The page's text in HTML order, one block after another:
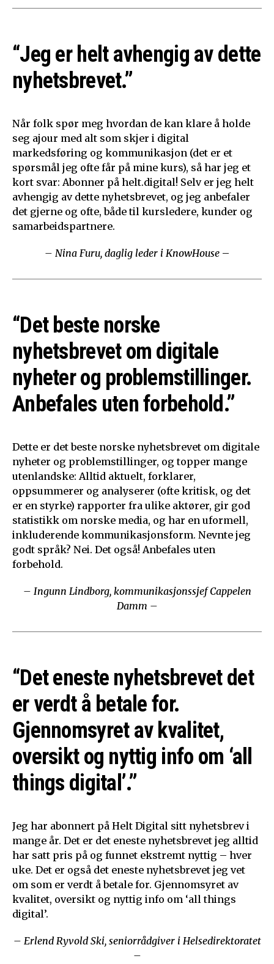
“Jeg er helt avhengig av dette
nyhetsbrevet.”
Når folk spør meg hvordan de kan klare å holde
seg ajour med alt som skjer i digital
markedsføring og kommunikasjon (det er et
spørsmål jeg ofte får på mine kurs), så har jeg et
kort svar: Abonner på helt.digital! Selv er jeg helt
avhengig av dette nyhetsbrevet, og jeg anbefaler
det gjerne og ofte, både til kursledere, kunder og
samarbeidspartnere.
– Nina Furu, daglig leder i KnowHouse –
“Det beste norske
nyhetsbrevet om digitale
nyheter og problemstillinger.
Anbefales uten forbehold.”
Dette er det beste norske nyhetsbrevet om digitale
nyheter og problemstillinger, og topper mange
utenlandske: Alltid aktuelt, forklarer,
oppsummerer og analyserer (ofte kritisk, og det
er en styrke) rapporter fra ulike aktører, gir god
statistikk om norske media, og har en uformell,
inkluderende kommunikasjonsform. Nevnte jeg
godt språk? Nei. Det også! Anbefales uten
forbehold.
– Ingunn Lindborg, kommunikasjonssjef Cappelen
Damm –
“Det eneste nyhetsbrevet det
er verdt å betale for.
Gjennomsyret av kvalitet,
oversikt og nyttig info om ‘all
things digital’.”
Jeg har abonnert på Helt Digital sitt nyhetsbrev i
mange år. Det er det eneste nyhetsbrevet jeg alltid
har satt pris på og funnet ekstremt nyttig – hver
uke. Det er også det eneste nyhetsbrevet jeg vet
om som er verdt å betale for. Gjennomsyret av
kvalitet, oversikt og nyttig info om ‘all things
digital’.
– Erlend Ryvold Ski, seniorrådgiver i Helsedirektoratet
–